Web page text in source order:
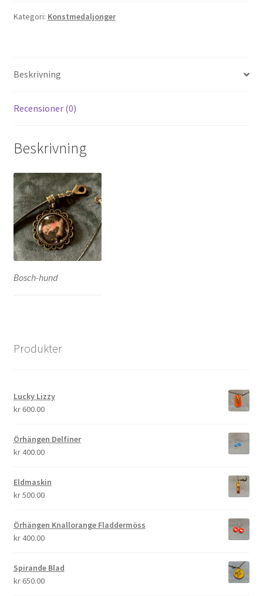
Kategori: Konstmedaljonger
Beskrivning
Recensioner (0)
Beskrivning
Bosch-hund
Produkter
Lucky Lizzy
kr600.00
Örhängen Delfiner
kr400.00
Eldmaskin
kr500.00
Örhängen Knallorange Fladdermöss
kr400.00
Spirande Blad
kr650.00